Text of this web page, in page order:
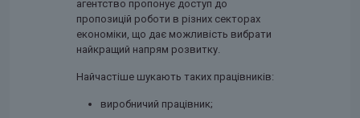
агентство пропонує доступ до
пропозицій роботи в різних секторах
економіки, що дає можливість вибрати
найкращий напрям розвитку.
Найчастіше шукають таких працівників:
виробничий працівник;